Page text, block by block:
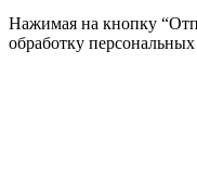
Нажимая на кнопку
обработку